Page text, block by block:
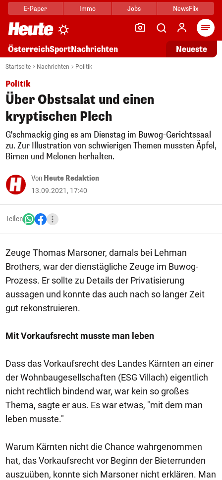
E-Paper Immo Jobs NewsFlix
ÖsterreichSportNachrichten Neueste
Startseite Nachrichten Politik
Politik
Über Obstsalat und einen
kryptischen Plech
G'schmackig ging es am Dienstag im Buwog-Gerichtssaal
zu. Zur Illustration von schwierigen Themen mussten Äpfel,
Birnen und Melonen herhalten.
Von Heute Redaktion
13.09.2021, 17:40
Teilen
Zeuge Thomas Marsoner, damals bei Lehman
Brothers, war der dienstägliche Zeuge im Buwog-
Prozess. Er sollte zu Details der Privatisierung
aussagen und konnte das auch nach so langer Zeit
gut rekonstruieren.
Mit Vorkaufsrecht musste man leben
Dass das Vorkaufsrecht des Landes Kärnten an einer
der Wohnbaugesellschaften (ESG Villach) eigentlich
nicht rechtlich bindend war, war kein so großes
Thema, sagte er aus. Es war etwas, "mit dem man
leben musste."
Warum Kärnten nicht die Chance wahrgenommen
hat, das Vorkaufsrecht vor Beginn der Bieterrunden
auszuüben, konnte sich Marsoner nicht erklären. Man